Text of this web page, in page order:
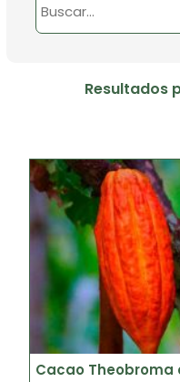
Resultados
Cacao Theobroma